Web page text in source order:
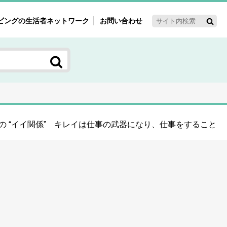
ゲット・重点テーマ
～60'ｓマーケット研究室
3世代消費研究室
研究室
ングの生活者ネットワーク お問い合わせ
“イイ関係” キレイは仕事の武器になり、仕事をすること